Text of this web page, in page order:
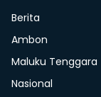
Berita
Ambon
Maluku Tenggara
Nasional